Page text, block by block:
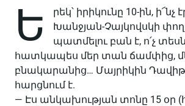
Ե
րեկ՝ իրիկունը 10-ին,
Խանջյան-Չայկովսկի
պատմելու բան է, ո՛չ
հատկապես մեր տան ճամփից,
բնակարանից… Մայրիկին Դավիթ
հարցնում է.
— Էս անկախության տոնը 15 օր